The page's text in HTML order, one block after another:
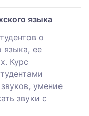
языка
о
языка, ее
Курс
умение
звуки с